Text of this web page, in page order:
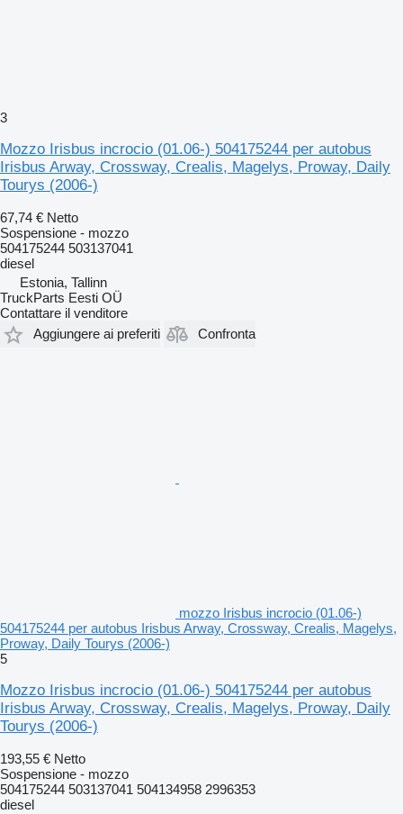
3
Mozzo Irisbus incrocio (01.06-) 504175244 per autobus
Irisbus Arway, Crossway, Crealis, Magelys, Proway, Daily
Tourys (2006-)
67,74 € Netto
Sospensione - mozzo
504175244 503137041
diesel
Estonia, Tallinn
TruckParts Eesti OÜ
Contattare il venditore
Aggiungere ai preferiti
Confronta
mozzo Irisbus incrocio (01.06-)
504175244 per autobus Irisbus Arway, Crossway, Crealis, Magelys,
Proway, Daily Tourys (2006-)
5
Mozzo Irisbus incrocio (01.06-) 504175244 per autobus
Irisbus Arway, Crossway, Crealis, Magelys, Proway, Daily
Tourys (2006-)
193,55 € Netto
Sospensione - mozzo
504175244 503137041 504134958 2996353
diesel